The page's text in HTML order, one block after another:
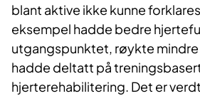
blant aktive ikke kunne
eksempel hadde bedre
utgangspunktet, røykte
hadde deltatt på
hjerterehabilitering. Det er